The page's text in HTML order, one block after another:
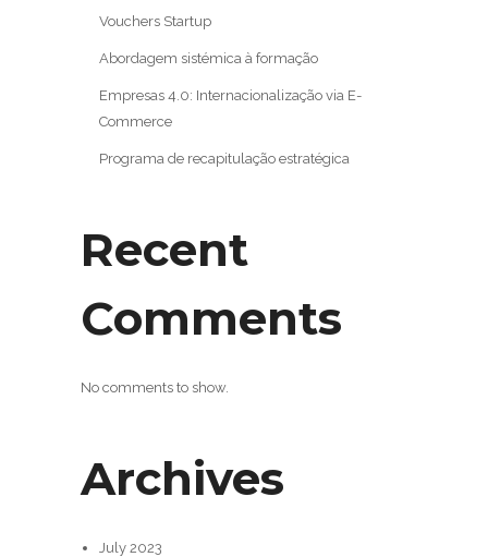
Vouchers Startup
Abordagem sistémica à formação
Empresas 4.0: Internacionalização via E-
Commerce
Programa de recapitulação estratégica
Recent
Comments
No comments to show.
Archives
July 2023